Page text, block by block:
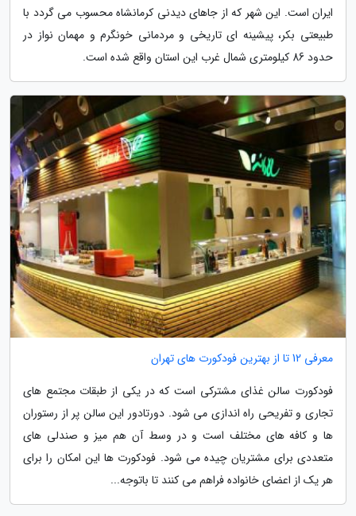
ایران است. این شهر که از جاهای دیدنی کرمانشاه محسوب می گردد با
طبیعتی بکر، پیشینه ای تاریخی و مردمانی خونگرم و مهمان نواز در
حدود 86 کیلومتری شمال غرب این استان واقع شده است.
معرفی 12 تا از بهترین فودکورت های تهران
فودکورت سالن غذای مشترکی است که در یکی از طبقات مجتمع های
تجاری و تفریحی راه اندازی می شود. دورتادور این سالن پر از رستوران
ها و کافه های مختلف است و در وسط آن هم میز و صندلی های
متعددی برای مشتریان چیده می شود. فودکورت ها این امکان را برای
هر یک از اعضای خانواده فراهم می کنند تا باتوجه...